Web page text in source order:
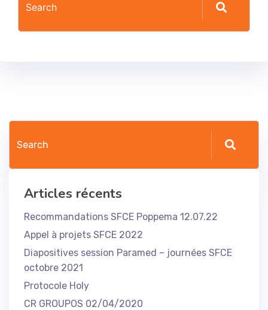
Articles récents
Recommandations SFCE Poppema 12.07.22
Appel à projets SFCE 2022
Diapositives session Paramed – journées SFCE
octobre 2021
Protocole Holy
CR GROUPOS 02/04/2020